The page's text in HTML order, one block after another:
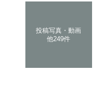
投稿写真・動画
他249件